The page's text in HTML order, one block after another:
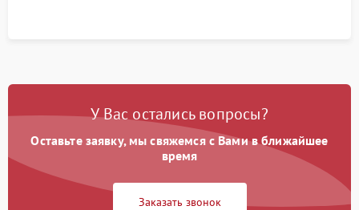
У Вас остались вопросы?
Оставьте заявку, мы свяжемся с Вами в ближайшее
время
Заказать звонок